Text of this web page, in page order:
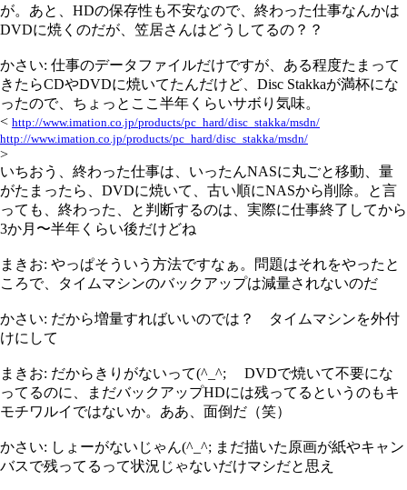
が。あと、HDの保存性も不安なので、終わった仕事なんかは
DVDに焼くのだが、笠居さんはどうしてるの？？
かさい: 仕事のデータファイルだけですが、ある程度たまって
きたらCDやDVDに焼いてたんだけど、Disc Stakkaが満杯にな
ったので、ちょっとここ半年くらいサボり気味。
< http://www.imation.co.jp/products/pc_hard/disc_stakka/msdn/
http://www.imation.co.jp/products/pc_hard/disc_stakka/msdn/
>
いちおう、終わった仕事は、いったんNASに丸ごと移動、量
がたまったら、DVDに焼いて、古い順にNASから削除。と言
っても、終わった、と判断するのは、実際に仕事終了してから
3か月〜半年くらい後だけどね
まきお: やっぱそういう方法ですなぁ。問題はそれをやったと
ころで、タイムマシンのバックアップは減量されないのだ
かさい: だから増量すればいいのでは？ タイムマシンを外付
けにして
まきお: だからきりがないって(^_^; DVDで焼いて不要にな
ってるのに、まだバックアップHDには残ってるというのもキ
モチワルイではないか。ああ、面倒だ（笑）
かさい: しょーがないじゃん(^_^; まだ描いた原画が紙やキャン
バスで残ってるって状況じゃないだけマシだと思え